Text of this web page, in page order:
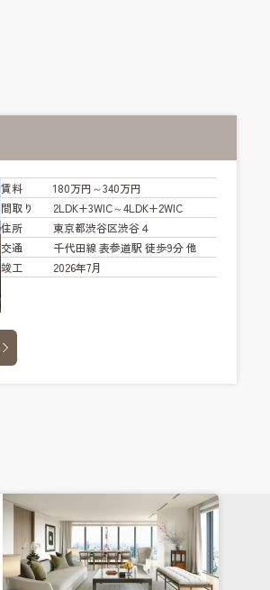
賃料
180万円～340万円
間取り
2LDK+3WIC～4LDK+2WIC
住所
東京都渋谷区渋谷４
交通
千代田線 表参道駅 徒歩9分 他
竣工
2026年7月